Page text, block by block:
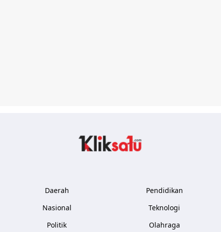
Daerah
Nasional
Politik
Pendidikan
Teknologi
Olahraga